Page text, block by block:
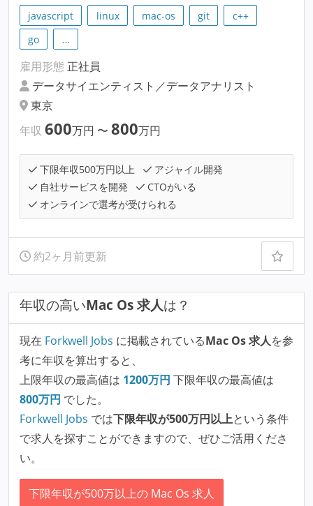
javascript linux mac-os git
c++
go
…
雇用形態 正社員
データサイエンティスト／データアナリスト
東京
年収 600万円 〜 800万円
下限年収500万円以上
アジャイル開発
自社サービスを開発
CTOがいる
オンラインで選考が受けられる
約2ヶ月前更新
年収の高いMac Os 求人は？
現在 Forkwell Jobs に掲載されているMac Os 求人を参
考に年収を算出すると、
上限年収の最高値は 1200万円 下限年収の最高値は
800万円 でした。
Forkwell Jobs では下限年収が500万円以上という条件
で求人を探すことができますので、ぜひご活用くださ
い。
下限年収が500万以上の Mac Os 求人